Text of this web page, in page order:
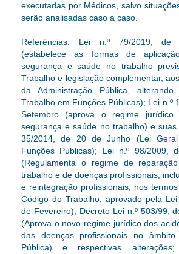
executadas por Médicos, salvo
serão analisadas caso a caso.
Referências: Lei n.º 79/2019,
(estabelece as formas de
segurança e saúde no trabalho
Trabalho e legislação complementar,
da Administração Pública,
Trabalho em Funções Públicas); Lei n.º
Setembro (aprova o regime jurídico
segurança e saúde no trabalho) e suas
35/2014, de 20 de Junho (Lei
Funções Públicas); Lei n.º 98/2009,
(Regulamenta o regime de
trabalho e de doenças profissionais,
e reintegração profissionais, nos
Código do Trabalho, aprovado pela
de Fevereiro); Decreto-Lei n.º 503/99,
(Aprova o novo regime jurídico dos
das doenças profissionais no âmbito
Pública) e respectivas